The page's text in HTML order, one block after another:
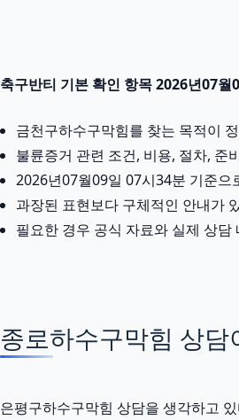
축구반티 기본 확인 항목 2026년07월
금천구하수구막힘를 찾는 목적이
불륜증거 관련 조건, 비용, 절차, 준
2026년07월09일 07시34분 기준으
과장된 표현보다 구체적인 안내가
필요한 경우 공식 자료와 실제 상담
종로하수구막힘 상
은평구하수구막힘 상담을 생각하고